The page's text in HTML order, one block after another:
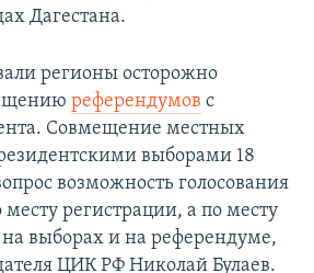
Дагестана.
регионы осторожно
референдумов с
Совмещение местных
выборами 18
возможность голосования
регистрации, а по месту
выборах и на референдуме,
ЦИК РФ Николай Булаев.